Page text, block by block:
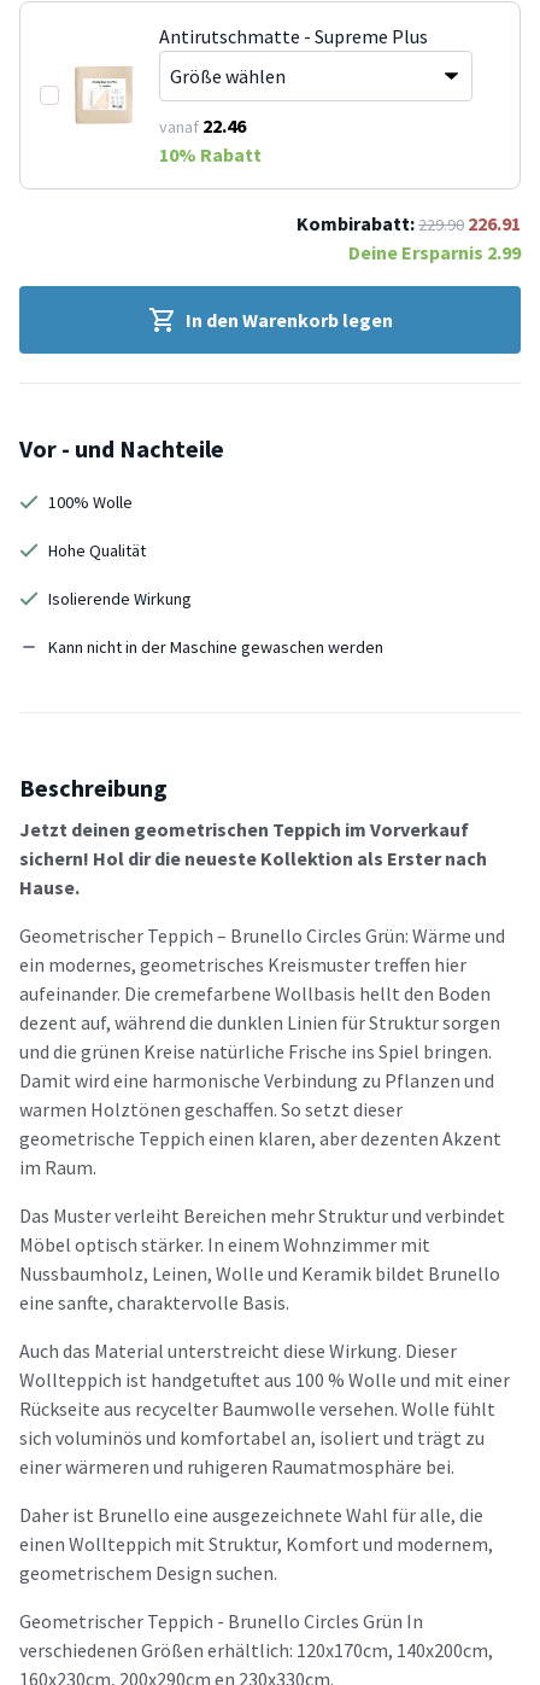
Antirutschmatte - Supreme Plus
vanaf 22.46
10% Rabatt
Kombirabatt:229.90 226.91
Deine Ersparnis 2.99
In den Warenkorb legen
Vor - und Nachteile
100% Wolle
Hohe Qualität
Isolierende Wirkung
Kann nicht in der Maschine gewaschen werden
Beschreibung
Jetzt deinen geometrischen Teppich im Vorverkauf
sichern! Hol dir die neueste Kollektion als Erster nach
Hause.
Geometrischer Teppich – Brunello Circles Grün: Wärme und
ein modernes, geometrisches Kreismuster treffen hier
aufeinander. Die cremefarbene Wollbasis hellt den Boden
dezent auf, während die dunklen Linien für Struktur sorgen
und die grünen Kreise natürliche Frische ins Spiel bringen.
Damit wird eine harmonische Verbindung zu Pflanzen und
warmen Holztönen geschaffen. So setzt dieser
geometrische Teppich einen klaren, aber dezenten Akzent
im Raum.
Das Muster verleiht Bereichen mehr Struktur und verbindet
Möbel optisch stärker. In einem Wohnzimmer mit
Nussbaumholz, Leinen, Wolle und Keramik bildet Brunello
eine sanfte, charaktervolle Basis.
Auch das Material unterstreicht diese Wirkung. Dieser
Wollteppich ist handgetuftet aus 100 % Wolle und mit einer
Rückseite aus recycelter Baumwolle versehen. Wolle fühlt
sich voluminös und komfortabel an, isoliert und trägt zu
einer wärmeren und ruhigeren Raumatmosphäre bei.
Daher ist Brunello eine ausgezeichnete Wahl für alle, die
einen Wollteppich mit Struktur, Komfort und modernem,
geometrischem Design suchen.
Geometrischer Teppich - Brunello Circles Grün In
verschiedenen Größen erhältlich: 120x170cm, 140x200cm,
160x230cm, 200x290cm en 230x330cm.